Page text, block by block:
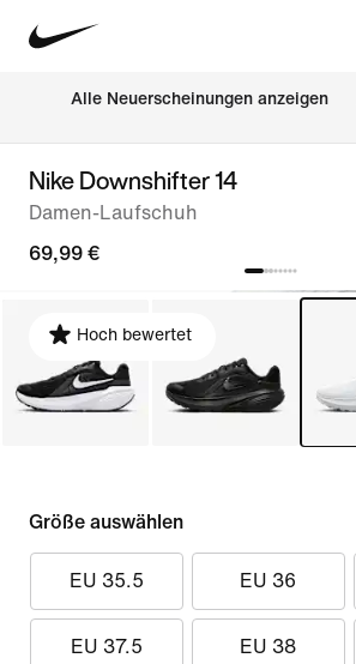
Alle Neuerscheinungen anzeigen
Nike Downshifter 14
Damen-Laufschuh
69,99 €
Hoch bewertet
Größe auswählen
EU 35.5 EU 36
EU 37.5 EU 38